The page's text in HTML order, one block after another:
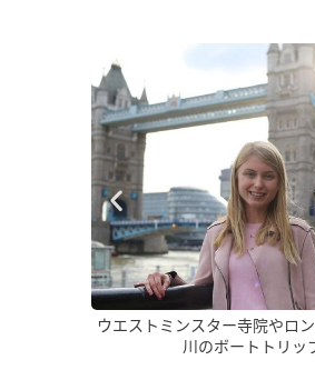
カプランロンドン校の直ぐそ
リーを訪れ、世界的に有